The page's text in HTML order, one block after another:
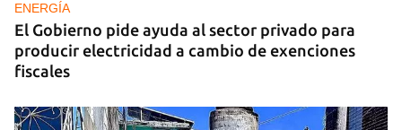
ENERGÍA
El Gobierno pide ayuda al sector privado para
producir electricidad a cambio de exenciones
fiscales